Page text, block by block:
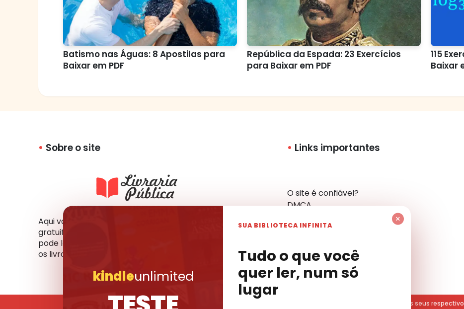
Batismo nas Águas: 8 Apostilas para
Baixar em PDF
República da Espada: 23 Exercícios
para Baixar em PDF
115
Baixar
Sobre o site
Aqui você tem acesso a milhares de livros
gratuitos em vários formatos e idiomas. Você
pode ler online, fazer o download ou compartilhar
os livros que mais gosta com seus amigos.
Links importantes
O site é confiável?
DMCA
Mapa do Site
© 2017-2026 Livraria Pública. Todas os livros divulgados são marcas registradas dos seus
×
kindleunlimited
SUA BIBLIOTECA INFINITA
Tudo o que você
quer ler, num só
lugar